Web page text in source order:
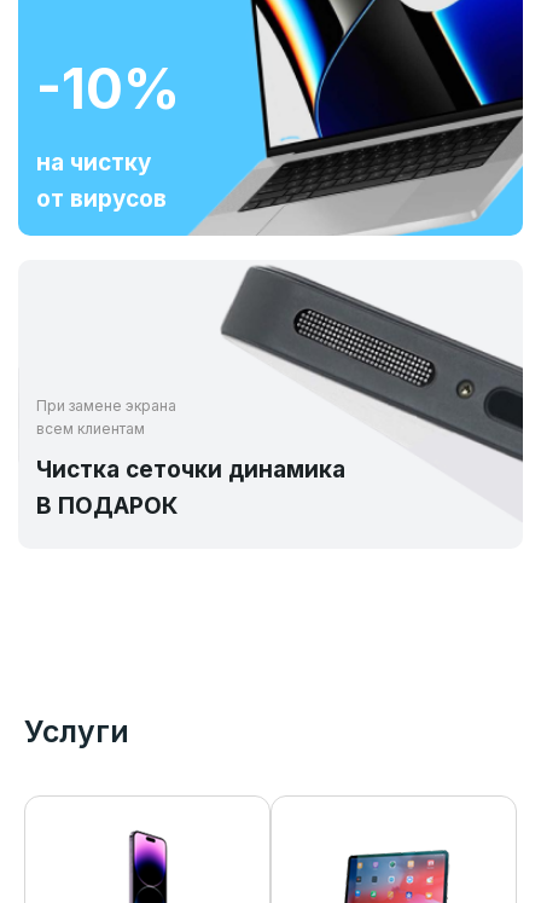
-10%
на чистку
от вирусов
При замене экрана
всем клиентам
Чистка сеточки динамика
В ПОДАРОК
Услуги